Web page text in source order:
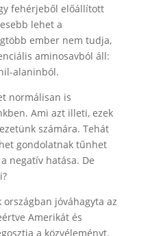
fehérjeből előállított
lehet a
ember nem tudja,
aminosavból áll:
alaninból.
normálisan is
Ami azt illeti, ezek
számára. Tehát
gondolatnak tűnhet
negatív hatása. De
jóváhagyta az
Amerikát és
a közvéleményt.